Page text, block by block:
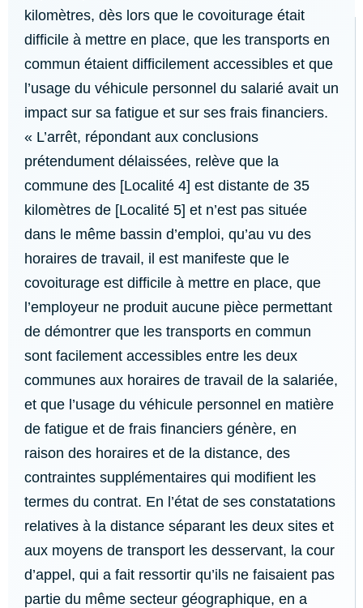
kilomètres, dès lors que le covoiturage était
difficile à mettre en place, que les transports en
commun étaient difficilement accessibles et que
l’usage du véhicule personnel du salarié avait un
impact sur sa fatigue et sur ses frais financiers.
« L’arrêt, répondant aux conclusions
prétendument délaissées, relève que la
commune des [Localité 4] est distante de 35
kilomètres de [Localité 5] et n’est pas située
dans le même bassin d’emploi, qu’au vu des
horaires de travail, il est manifeste que le
covoiturage est difficile à mettre en place, que
l’employeur ne produit aucune pièce permettant
de démontrer que les transports en commun
sont facilement accessibles entre les deux
communes aux horaires de travail de la salariée,
et que l’usage du véhicule personnel en matière
de fatigue et de frais financiers génère, en
raison des horaires et de la distance, des
contraintes supplémentaires qui modifient les
termes du contrat. En l’état de ses constatations
relatives à la distance séparant les deux sites et
aux moyens de transport les desservant, la cour
d’appel, qui a fait ressortir qu’ils ne faisaient pas
partie du même secteur géographique, en a